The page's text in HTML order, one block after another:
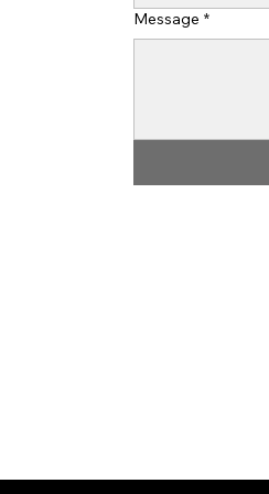
Message *